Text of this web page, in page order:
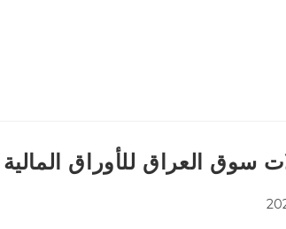
العراق للأوراق المالية يوم 18